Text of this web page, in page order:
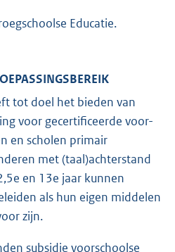
Educatie.
tot doel het bieden van
voor gecertificeerde voor-
en scholen primair
met (taal)achterstand
en 13e jaar kunnen
als hun eigen middelen
zijn.
subsidie voorschoolse